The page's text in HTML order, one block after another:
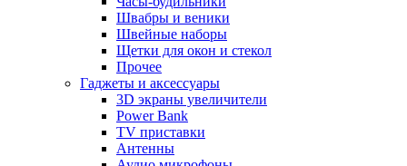
Швабры и веники
Швейные наборы
Щетки для окон и стекол
Прочее
Гаджеты и аксессуары
3D экраны увеличители
Power Bank
TV приставки
Антенны